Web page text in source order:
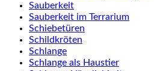
Sauberkeit
Sauberkeit im Terrarium
Schiebetüren
Schildkröten
Schlange
Schlange als Haustier